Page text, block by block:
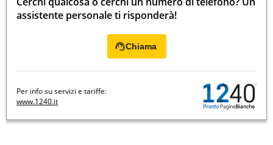
assistente personale ti risponderà!
Chiama
Per info su servizi e tariffe:
www.1240.it